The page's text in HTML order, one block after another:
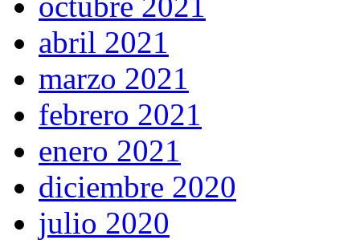
abril 2021
marzo 2021
febrero 2021
enero 2021
diciembre 2020
julio 2020